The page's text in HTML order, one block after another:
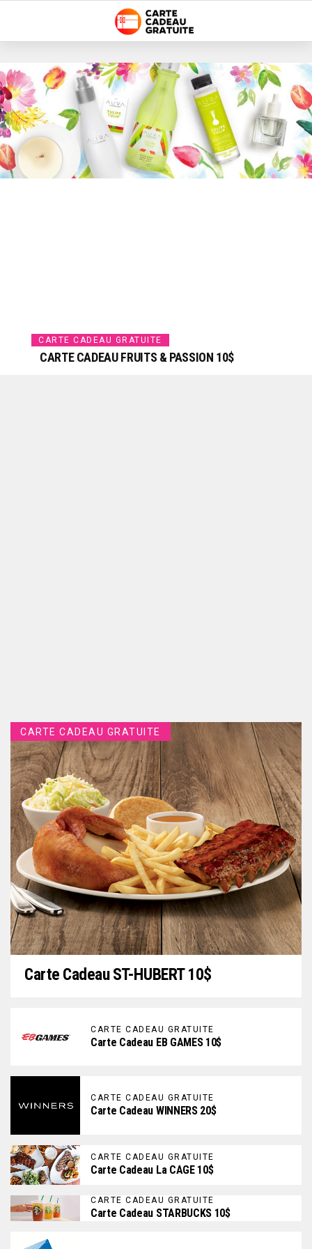
CARTE CADEAU GRATUITE
CARTE CADEAU FRUITS & PASSION 10$
CARTE CADEAU GRATUITE
Carte Cadeau ST-HUBERT 10$
CARTE CADEAU GRATUITE
Carte Cadeau EB GAMES 10$
CARTE CADEAU GRATUITE
Carte Cadeau WINNERS 20$
CARTE CADEAU GRATUITE
Carte Cadeau La CAGE 10$
CARTE CADEAU GRATUITE
Carte Cadeau STARBUCKS 10$